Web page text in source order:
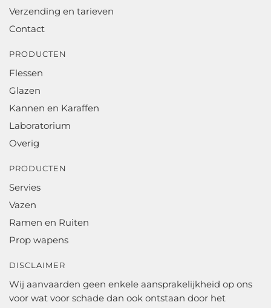
Verzending en tarieven
Contact
PRODUCTEN
Flessen
Glazen
Kannen en Karaffen
Laboratorium
Overig
PRODUCTEN
Servies
Vazen
Ramen en Ruiten
Prop wapens
DISCLAIMER
Wij aanvaarden geen enkele aansprakelijkheid op ons
voor wat voor schade dan ook ontstaan door het